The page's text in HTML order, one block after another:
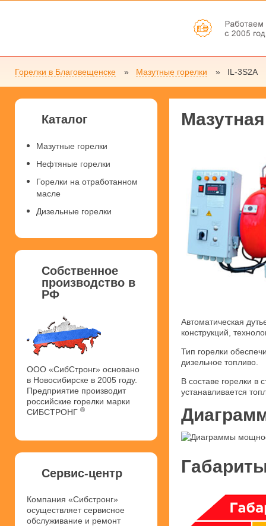
Горелки в Благовещенске Мазутные горелки IL-3S2A
Автоматическая
конструкций,
Тип горелки
дизельное топливо.
В составе горелки в
устанавливается
Каталог
Мазутные горелки
Нефтяные горелки
Горелки на отработанном
масле
Дизельные горелки
Собственное
производство в
РФ
ООО «СибСтронг» основано
в Новосибирске в 2005 году.
Предприятие производит
российские горелки марки
СИБСТРОНГ ®
Сервис-центр
Компания «Сибстронг»
осуществляет сервисное
обслуживание и ремонт